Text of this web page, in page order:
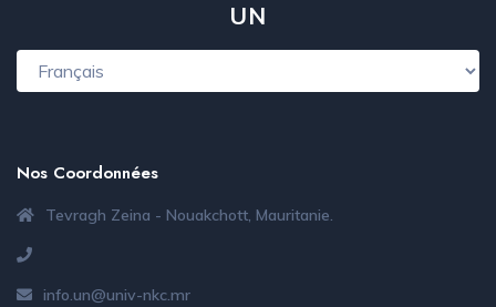
UN
Nos Coordonnées
Tevragh Zeina - Nouakchott, Mauritanie.
info.un@univ-nkc.mr